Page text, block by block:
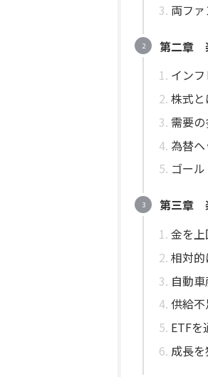
両フ
第二章
イン
株式
需要
為替
ゴー
第三章
金を
相対
自動
供給
ETFを
成長